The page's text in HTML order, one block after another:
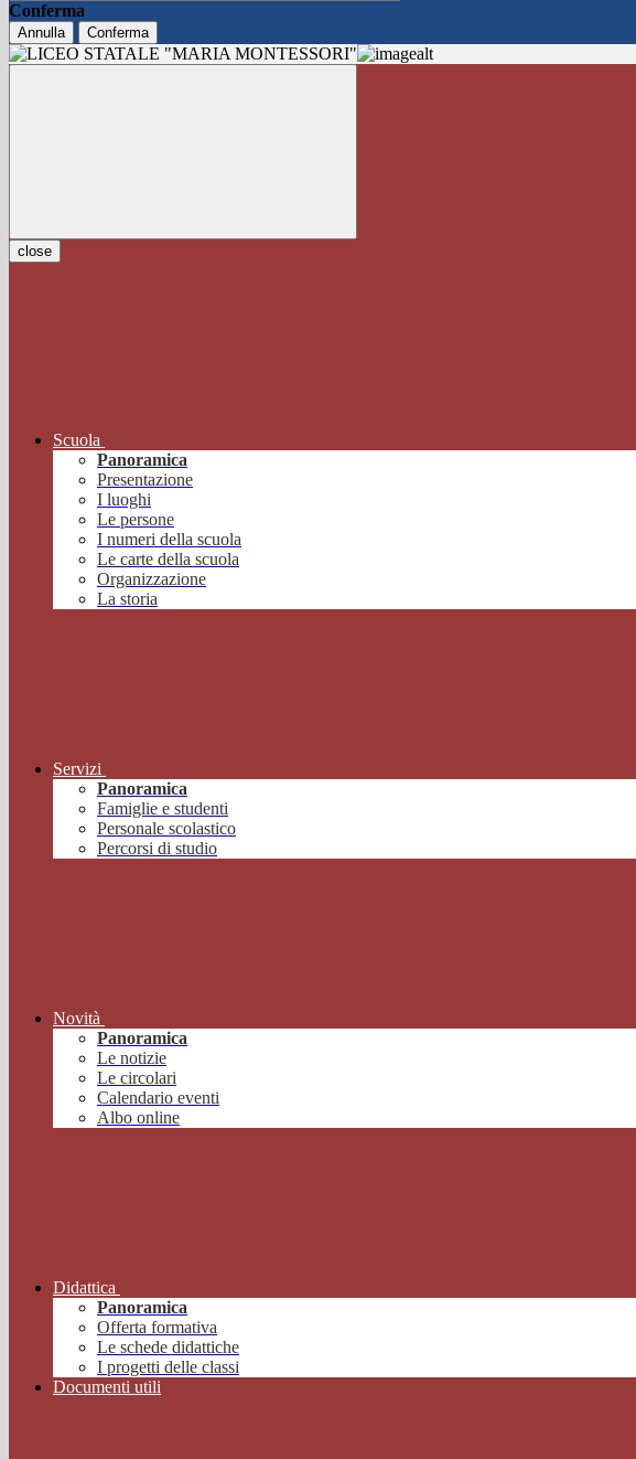
Conferma
Annulla Conferma
close
Scuola
Panoramica
Presentazione
I luoghi
Le persone
I numeri della scuola
Le carte della scuola
Organizzazione
La storia
Servizi
Panoramica
Famiglie e studenti
Personale scolastico
Percorsi di studio
Novità
Panoramica
Le notizie
Le circolari
Calendario eventi
Albo online
Didattica
Panoramica
Offerta formativa
Le schede didattiche
I progetti delle classi
Documenti utili